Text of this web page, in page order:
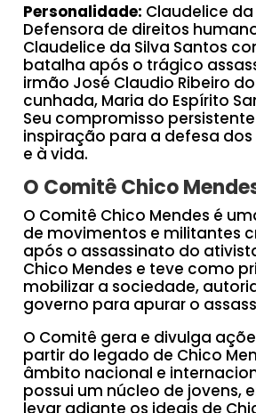
Personalidade: Claudelice da
Defensora de direitos
Claudelice da Silva Santos
batalha após o trágico
irmão José Claudio Ribeiro
cunhada, Maria do Espírito
Seu compromisso
inspiração para a defesa
e à vida.
O Comitê Chico
O Comitê Chico Mendes é
de movimentos e militantes
após o assassinato do
Chico Mendes e teve como
mobilizar a sociedade,
governo para apurar o
O Comitê gera e divulga
partir do legado de Chico
âmbito nacional e
possui um núcleo de jovens,
levar adiante os ideais de